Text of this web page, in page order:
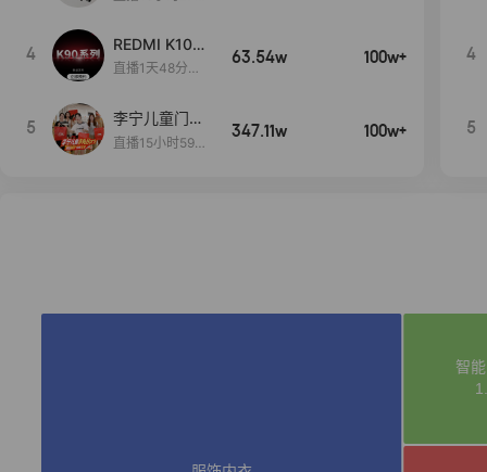
4
REDMI K100
Pro系列新品
启！
直播1天48分20
63.54w 100w+
5
李宁儿童门店
爆款赤兔8pr
直播15小时59
347.11w 100w+
4
5